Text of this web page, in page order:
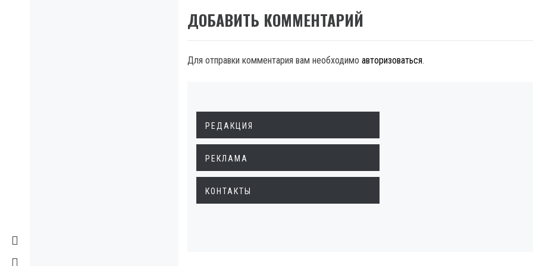
ДОБАВИТЬ КОММЕНТАРИЙ
Для отправки комментария вам необходимо авторизоваться.
РЕДАКЦИЯ
РЕКЛАМА
КОНТАКТЫ